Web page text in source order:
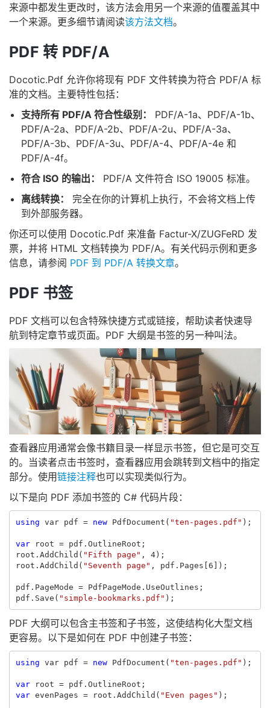
来源中都发生更改时，该方法会用另一个来源的值覆盖其中
一个来源。更多细节请阅读该方法文档。
PDF 转 PDF/A
Docotic.Pdf 允许你将现有 PDF 文件转换为符合 PDF/A 标
准的文档。主要特性包括：
支持所有 PDF/A 符合性级别：
PDF/A-1a、PDF/A-1b、
PDF/A-2a、PDF/A-2b、PDF/A-2u、PDF/A-3a、
PDF/A-3b、PDF/A-3u、PDF/A-4、PDF/A-4e 和
PDF/A-4f。
符合 ISO 的输出：
PDF/A 文件符合 ISO 19005 标准。
离线转换：
完全在你的计算机上执行，不会将文档上传
到外部服务器。
你还可以使用 Docotic.Pdf 来准备 Factur-X/ZUGFeRD 发
票，并将 HTML 文档转换为 PDF/A。有关代码示例和更多
信息，请参阅 PDF 到 PDF/A 转换文章。
PDF 书签
PDF 文档可以包含特殊快捷方式或链接，帮助读者快速导
航到特定章节或页面。PDF 大纲是书签的另一种叫法。
查看器应用通常会像书籍目录一样显示书签，但它是可交互
的。当读者点击书签时，查看器应用会跳转到文档中的指定
部分。使用链接注释也可以实现类似行为。
以下是向 PDF 添加书签的 C# 代码片段：
using var pdf = new PdfDocument ( "ten-pages.pdf" );
var root = pdf . OutlineRoot ;
root . AddChild ( "Fifth page" , 4);
root . AddChild ( "Seventh page" , pdf . Pages 6 ]);
pdf . PageMode = PdfPageMode . UseOutlines ;
pdf . Save ( "simple-bookmarks.pdf" );
PDF 大纲可以包含主书签和子书签，这使结构化大型文档
更容易。以下是如何在 PDF 中创建子书签：
using var pdf = new PdfDocument ( "ten-pages.pdf" );
var root = pdf . OutlineRoot ;
var evenPages = root . AddChild ( "Even pages" );